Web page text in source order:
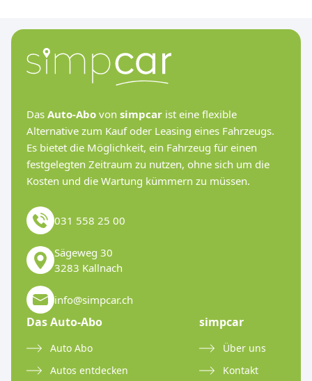
Das Auto-Abo von simpcar ist eine flexible
Alternative zum Kauf oder Leasing eines Fahrzeugs.
Es bietet die Möglichkeit, ein Fahrzeug für einen
festgelegten Zeitraum zu nutzen, ohne sich um die
Kosten und die Wartung kümmern zu müssen.
031 558 25 00
Sägeweg 30
3283 Kallnach
info@simpcar.ch
Das Auto-Abo
Auto Abo
Autos entdecken
simpcar
Über uns
Kontakt